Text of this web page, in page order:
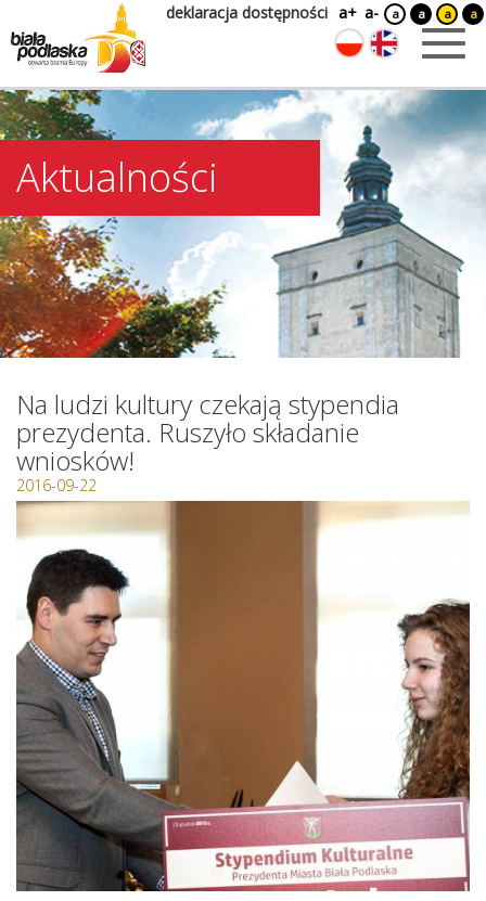
deklaracja dostępności a+ a- a a a a
Aktualności
Na ludzi kultury czekają stypendia
prezydenta. Ruszyło składanie
wniosków!
2016-09-22